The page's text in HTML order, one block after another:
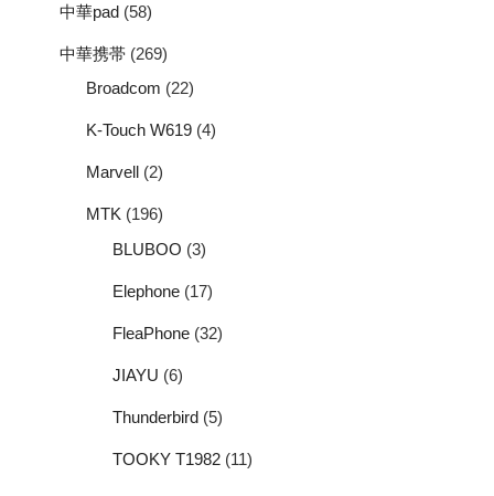
中華pad (58)
中華携帯 (269)
Broadcom (22)
K-Touch W619 (4)
Marvell (2)
MTK (196)
BLUBOO (3)
Elephone (17)
FleaPhone (32)
JIAYU (6)
Thunderbird (5)
TOOKY T1982 (11)